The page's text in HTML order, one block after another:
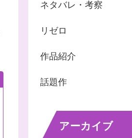
ネタバレ・考察
リゼロ
作品紹介
話題作
アーカイブ